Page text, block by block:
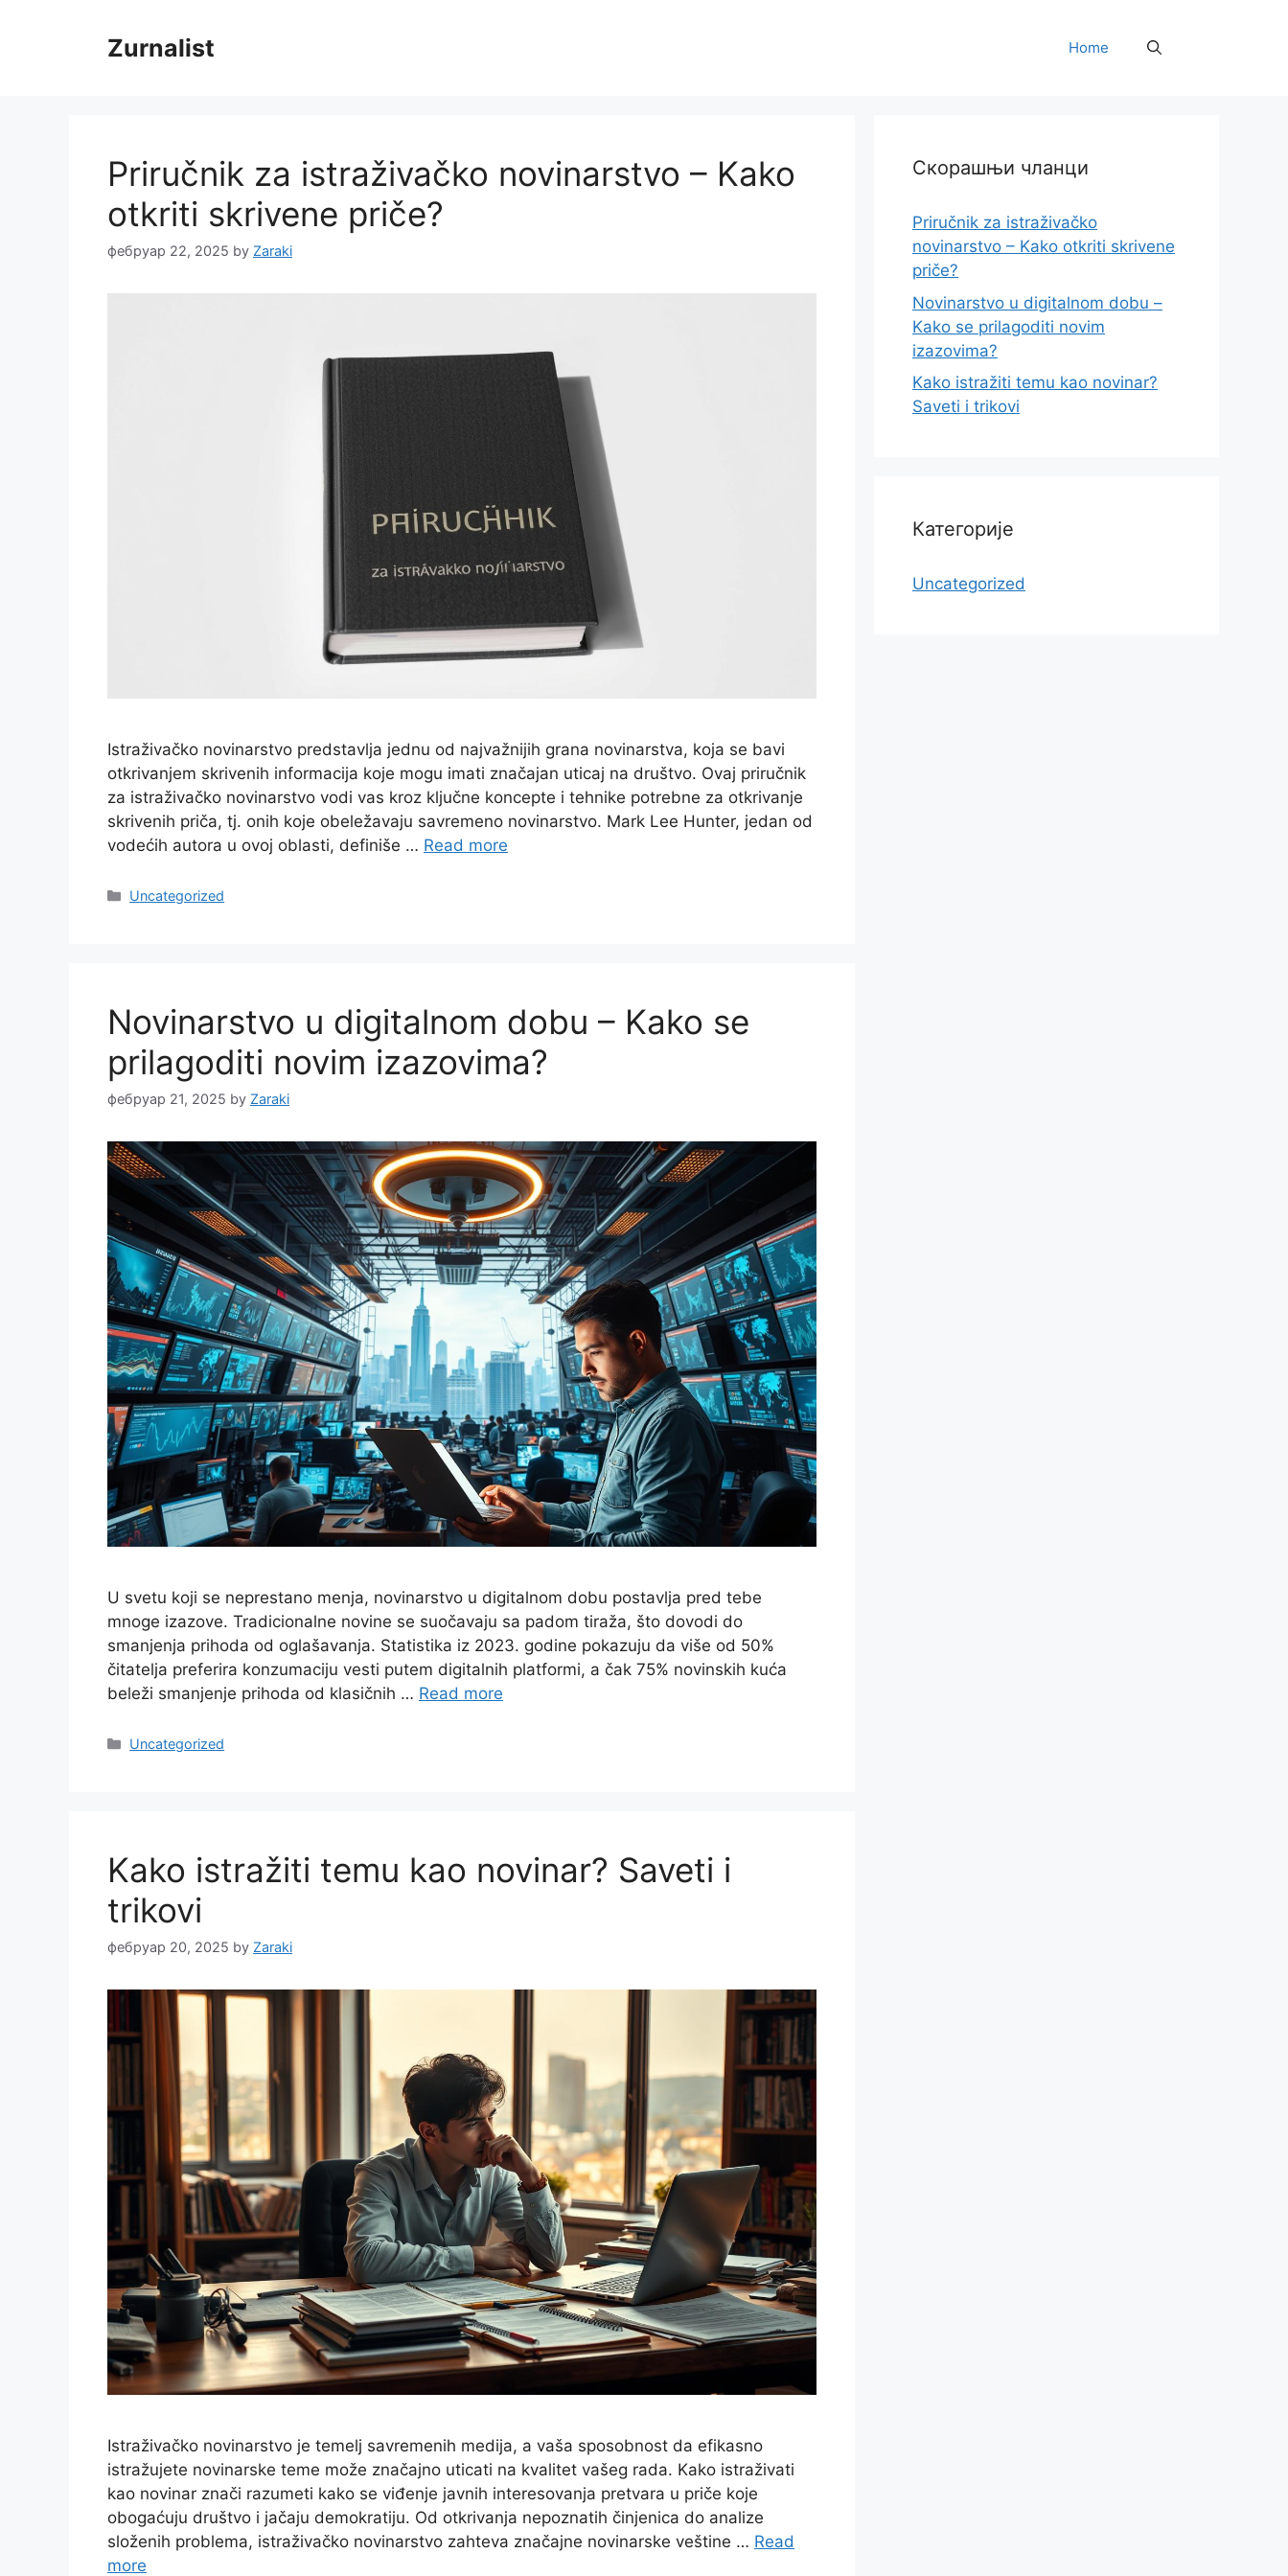
Zurnalist Home
Priručnik za istraživačko novinarstvo – Kako
otkriti skrivene priče?
фебруар 22, 2025 by Zaraki
Istraživačko novinarstvo predstavlja jednu od najvažnijih grana novinarstva, koja se bavi
otkrivanjem skrivenih informacija koje mogu imati značajan uticaj na društvo. Ovaj priručnik
za istraživačko novinarstvo vodi vas kroz ključne koncepte i tehnike potrebne za otkrivanje
skrivenih priča, tj. onih koje obeležavaju savremeno novinarstvo. Mark Lee Hunter, jedan od
vodećih autora u ovoj oblasti, definiše … Read more
Categories
Uncategorized
Novinarstvo u digitalnom dobu – Kako se
prilagoditi novim izazovima?
фебруар 21, 2025 by Zaraki
U svetu koji se neprestano menja, novinarstvo u digitalnom dobu postavlja pred tebe
mnoge izazove. Tradicionalne novine se suočavaju sa padom tiraža, što dovodi do
smanjenja prihoda od oglašavanja. Statistika iz 2023. godine pokazuju da više od 50%
čitatelja preferira konzumaciju vesti putem digitalnih platformi, a čak 75% novinskih kuća
beleži smanjenje prihoda od klasičnih … Read more
Categories
Uncategorized
Kako istražiti temu kao novinar? Saveti i
trikovi
фебруар 20, 2025 by Zaraki
Istraživačko novinarstvo je temelj savremenih medija, a vaša sposobnost da efikasno
istražujete novinarske teme može značajno uticati na kvalitet vašeg rada. Kako istraživati
kao novinar znači razumeti kako se viđenje javnih interesovanja pretvara u priče koje
obogaćuju društvo i jačaju demokratiju. Od otkrivanja nepoznatih činjenica do analize
složenih problema, istraživačko novinarstvo zahteva značajne novinarske veštine … Read
more
Скорашњи чланци
Priručnik za istraživačko
novinarstvo – Kako otkriti skrivene
priče?
Novinarstvo u digitalnom dobu –
Kako se prilagoditi novim
izazovima?
Kako istražiti temu kao novinar?
Saveti i trikovi
Категорије
Uncategorized